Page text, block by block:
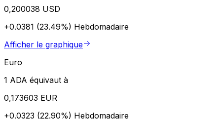
0,200038 USD
+0.0381 (23.49%) Hebdomadaire
Afficher le graphique
Euro
1 ADA équivaut à
0,173603 EUR
+0.0323 (22.90%) Hebdomadaire